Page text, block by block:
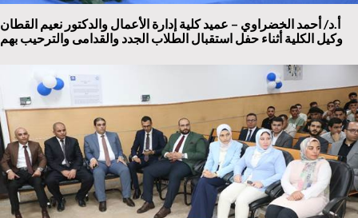
أ.د/ أحمد الخضراوي – عميد كلية إدارة الأعمال والدكتور نعيم القطان
وكيل الكلية أثناء حفل استقبال الطلاب الجدد والقدامى والترحيب بهم